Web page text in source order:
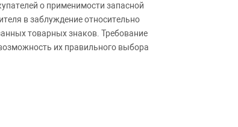
о применимости запасной
в заблуждение относительно
товарных знаков. Требование
их правильного выбора